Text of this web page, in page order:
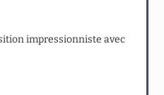
impressionniste avec